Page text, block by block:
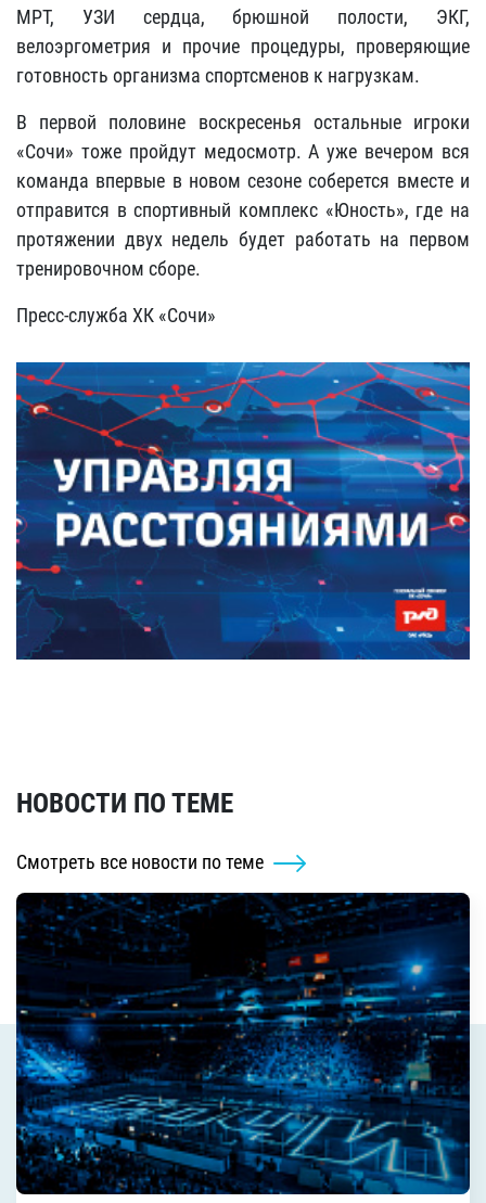
МРТ, УЗИ сердца, брюшной полости, ЭКГ,
велоэргометрия и прочие процедуры, проверяющие
готовность организма спортсменов к нагрузкам.
В первой половине воскресенья остальные игроки
«Сочи» тоже пройдут медосмотр. А уже вечером вся
команда впервые в новом сезоне соберется вместе и
отправится в спортивный комплекс «Юность», где на
протяжении двух недель будет работать на первом
тренировочном сборе.
Пресс-служба ХК «Сочи»
НОВОСТИ ПО ТЕМЕ
Смотреть все новости по теме